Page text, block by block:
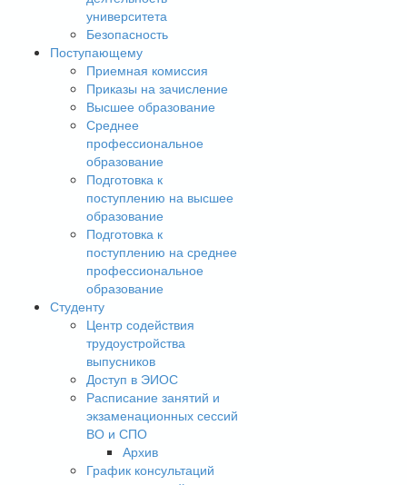
университета
Безопасность
Поступающему
Приемная комиссия
Приказы на зачисление
Высшее образование
Среднее
профессиональное
образование
Подготовка к
поступлению на высшее
образование
Подготовка к
поступлению на среднее
профессиональное
образование
Студенту
Центр содействия
трудоустройства
выпусников
Доступ в ЭИОС
Расписание занятий и
экзаменационных сессий
ВО и СПО
Архив
График консультаций